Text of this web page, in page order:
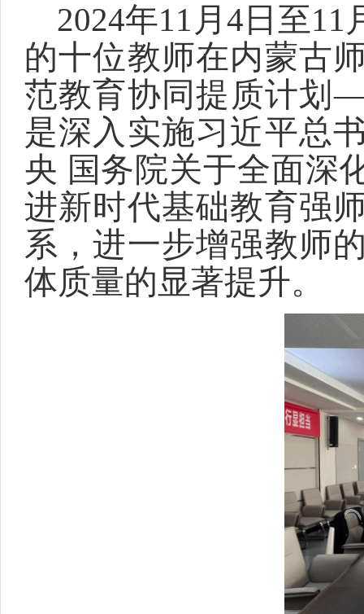
2024年11月4日至
的十位教师在内蒙古
范教育协同提质计划
是深入实施习近平总
央 国务院关于全面深
进新时代基础教育强
系，进一步增强教师
体质量的显著提升。